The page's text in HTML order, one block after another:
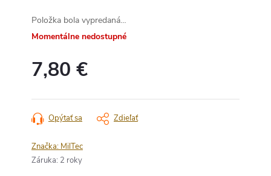
Položka bola vypredaná…
Momentálne nedostupné
7,80 €
cena:
Opýtať sa Zdieľať
Značka: MilTec
Záruka: 2 roky